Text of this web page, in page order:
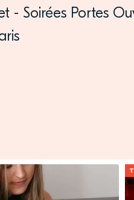
- Soirées Portes